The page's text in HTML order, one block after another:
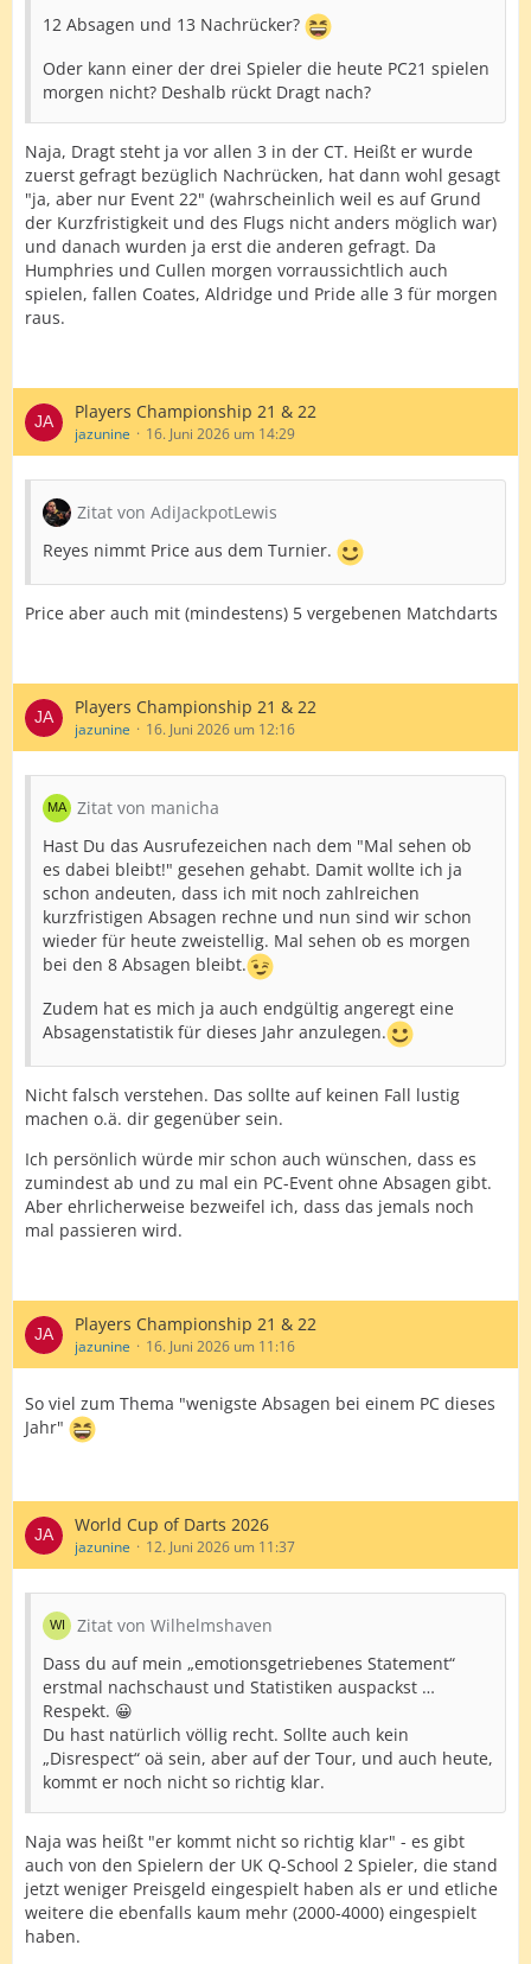
12 Absagen und 13 Nachrücker?
Oder kann einer der drei Spieler die heute PC21 spielen
morgen nicht? Deshalb rückt Dragt nach?
Naja, Dragt steht ja vor allen 3 in der CT. Heißt er wurde
zuerst gefragt bezüglich Nachrücken, hat dann wohl gesagt
"ja, aber nur Event 22" (wahrscheinlich weil es auf Grund
der Kurzfristigkeit und des Flugs nicht anders möglich war)
und danach wurden ja erst die anderen gefragt. Da
Humphries und Cullen morgen vorraussichtlich auch
spielen, fallen Coates, Aldridge und Pride alle 3 für morgen
raus.
Players Championship 21 & 22
jazunine 16. Juni 2026 um 14:29
Zitat von AdiJackpotLewis
Reyes nimmt Price aus dem Turnier.
Price aber auch mit (mindestens) 5 vergebenen Matchdarts
Players Championship 21 & 22
jazunine 16. Juni 2026 um 12:16
Zitat von manicha
Hast Du das Ausrufezeichen nach dem "Mal sehen ob
es dabei bleibt!" gesehen gehabt. Damit wollte ich ja
schon andeuten, dass ich mit noch zahlreichen
kurzfristigen Absagen rechne und nun sind wir schon
wieder für heute zweistellig. Mal sehen ob es morgen
bei den 8 Absagen bleibt.
Zudem hat es mich ja auch endgültig angeregt eine
Absagenstatistik für dieses Jahr anzulegen.
Nicht falsch verstehen. Das sollte auf keinen Fall lustig
machen o.ä. dir gegenüber sein.
Ich persönlich würde mir schon auch wünschen, dass es
zumindest ab und zu mal ein PC-Event ohne Absagen gibt.
Aber ehrlicherweise bezweifel ich, dass das jemals noch
mal passieren wird.
Players Championship 21 & 22
jazunine 16. Juni 2026 um 11:16
So viel zum Thema "wenigste Absagen bei einem PC dieses
Jahr"
World Cup of Darts 2026
jazunine 12. Juni 2026 um 11:37
Zitat von Wilhelmshaven
Dass du auf mein „emotionsgetriebenes Statement“
erstmal nachschaust und Statistiken auspackst …
Respekt. 😀
Du hast natürlich völlig recht. Sollte auch kein
„Disrespect“ oä sein, aber auf der Tour, und auch heute,
kommt er noch nicht so richtig klar.
Naja was heißt "er kommt nicht so richtig klar" - es gibt
auch von den Spielern der UK Q-School 2 Spieler, die stand
jetzt weniger Preisgeld eingespielt haben als er und etliche
weitere die ebenfalls kaum mehr (2000-4000) eingespielt
haben.